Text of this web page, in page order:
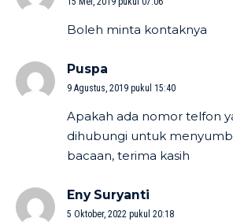
Boleh minta kontaknya
Puspa
9 Agustus, 2019 pukul 15:40
Apakah ada nomor telfon
dihubungi untuk
bacaan, terima kasih
Eny Suryanti
5 Oktober, 2022 pukul 20:18